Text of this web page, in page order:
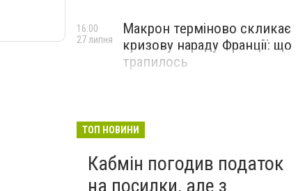
Макрон терміново скликає
кризову нараду Франції: що
трапилось
16:00
27 липня
ТОП НОВИНИ
Кабмін погодив податок
на посилки, але з